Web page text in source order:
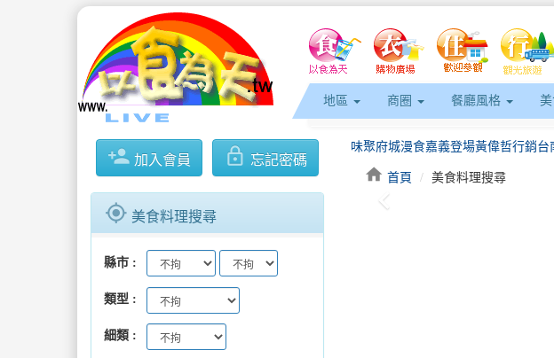
地區 商圈 餐廳風格
person_add 加入會員 lock_outline 忘記密碼
gps_fixed 美食料理搜尋
縣市
類型
細類
味聚府城漫食嘉義登場黃偉哲行銷台
home 首頁 美食料理搜尋
keyboard_arrow_left